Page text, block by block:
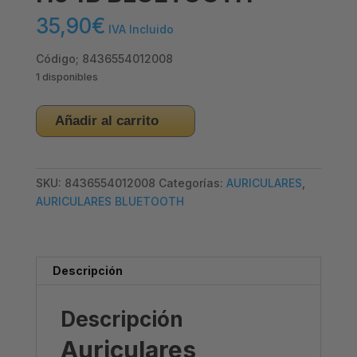
35,90€ IVA Incluido
Código; 8436554012008
1 disponibles
IDUSD
–
BLUETOOTH
cantidad
Añadir al carrito
SKU: 8436554012008 Categorías: AURICULARES
AURICULARES BLUETOOTH
Descripción
Descripción
Auriculares